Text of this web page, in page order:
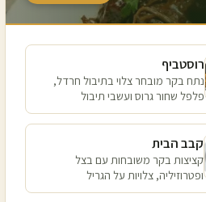
רוסטביף
נתח בקר מובחר צלוי בתיבול חרדל,
פלפל שחור גרוס ועשבי תיבול
קבב הבית
קציצות בקר משובחות עם בצל
ופטרוזיליה, צלויות על הגריל